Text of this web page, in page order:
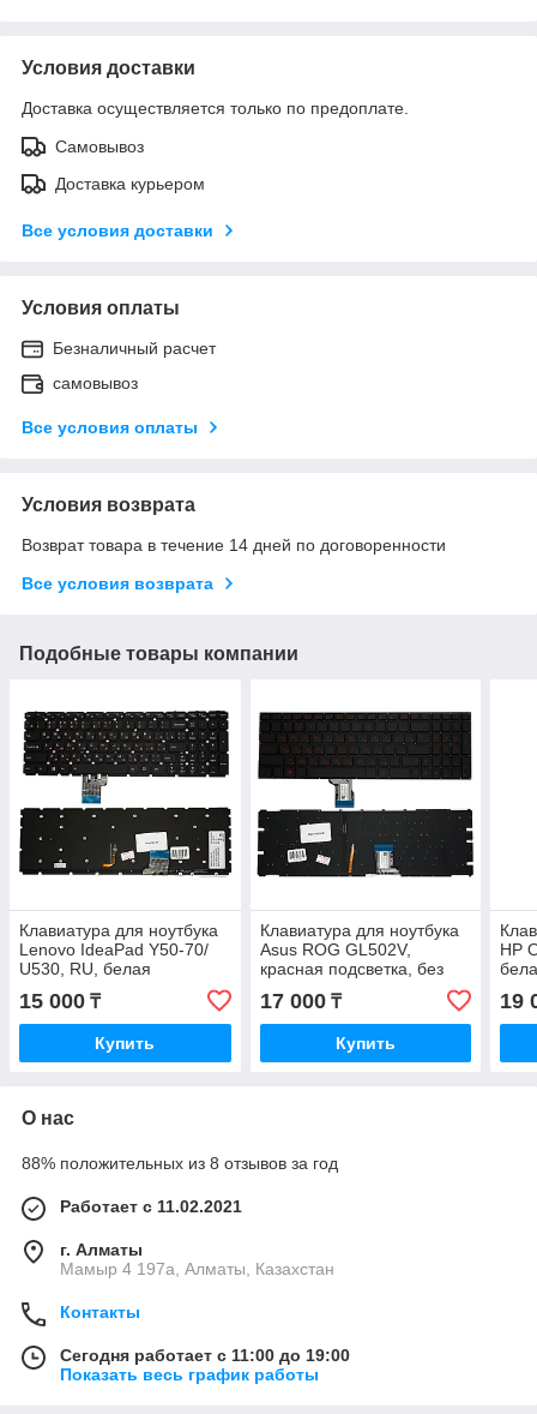
Условия доставки
Доставка осуществляется только по предоплате.
Самовывоз
Доставка курьером
Все условия доставки
Условия оплаты
Безналичный расчет
самовывоз
Все условия оплаты
Условия возврата
Возврат товара в течение 14 дней по договоренности
Все условия возврата
Подобные товары компании
Клавиатура для ноутбука
Lenovo IdeaPad Y50-70/
U530, RU, белая
подсветка, без рамки,
черная
15 000 ₸
Купить
Клавиатура для ноутбука
Asus ROG GL502V,
красная подсветка, без
рамки, черная
17 000₸
Купить
HP
19
О нас
88% положительных из 8 отзывов за год
Работает с 11.02.2021
г. Алматы
Мамыр 4 197а, Алматы, Казахстан
Контакты
Сегодня работает с 11:00 до 19:00
Показать весь график работы